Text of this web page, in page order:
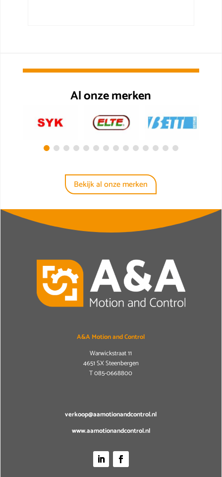
Al onze merken
Bekijk al onze merken
A&A Motion and Control
Warwickstraat 11
4651 SX Steenbergen
T085-0668800
verkoop@aamotionandcontrol.nl
www.aamotionandcontrol.nl